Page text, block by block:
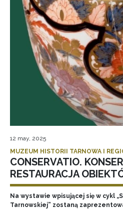
12 may, 2025
MUZEUM HISTORII TARNOWA I
CONSERVATIO.
RESTAURACJA
Na wystawie wpisującej się w cykl
Tarnowskiej” zostaną